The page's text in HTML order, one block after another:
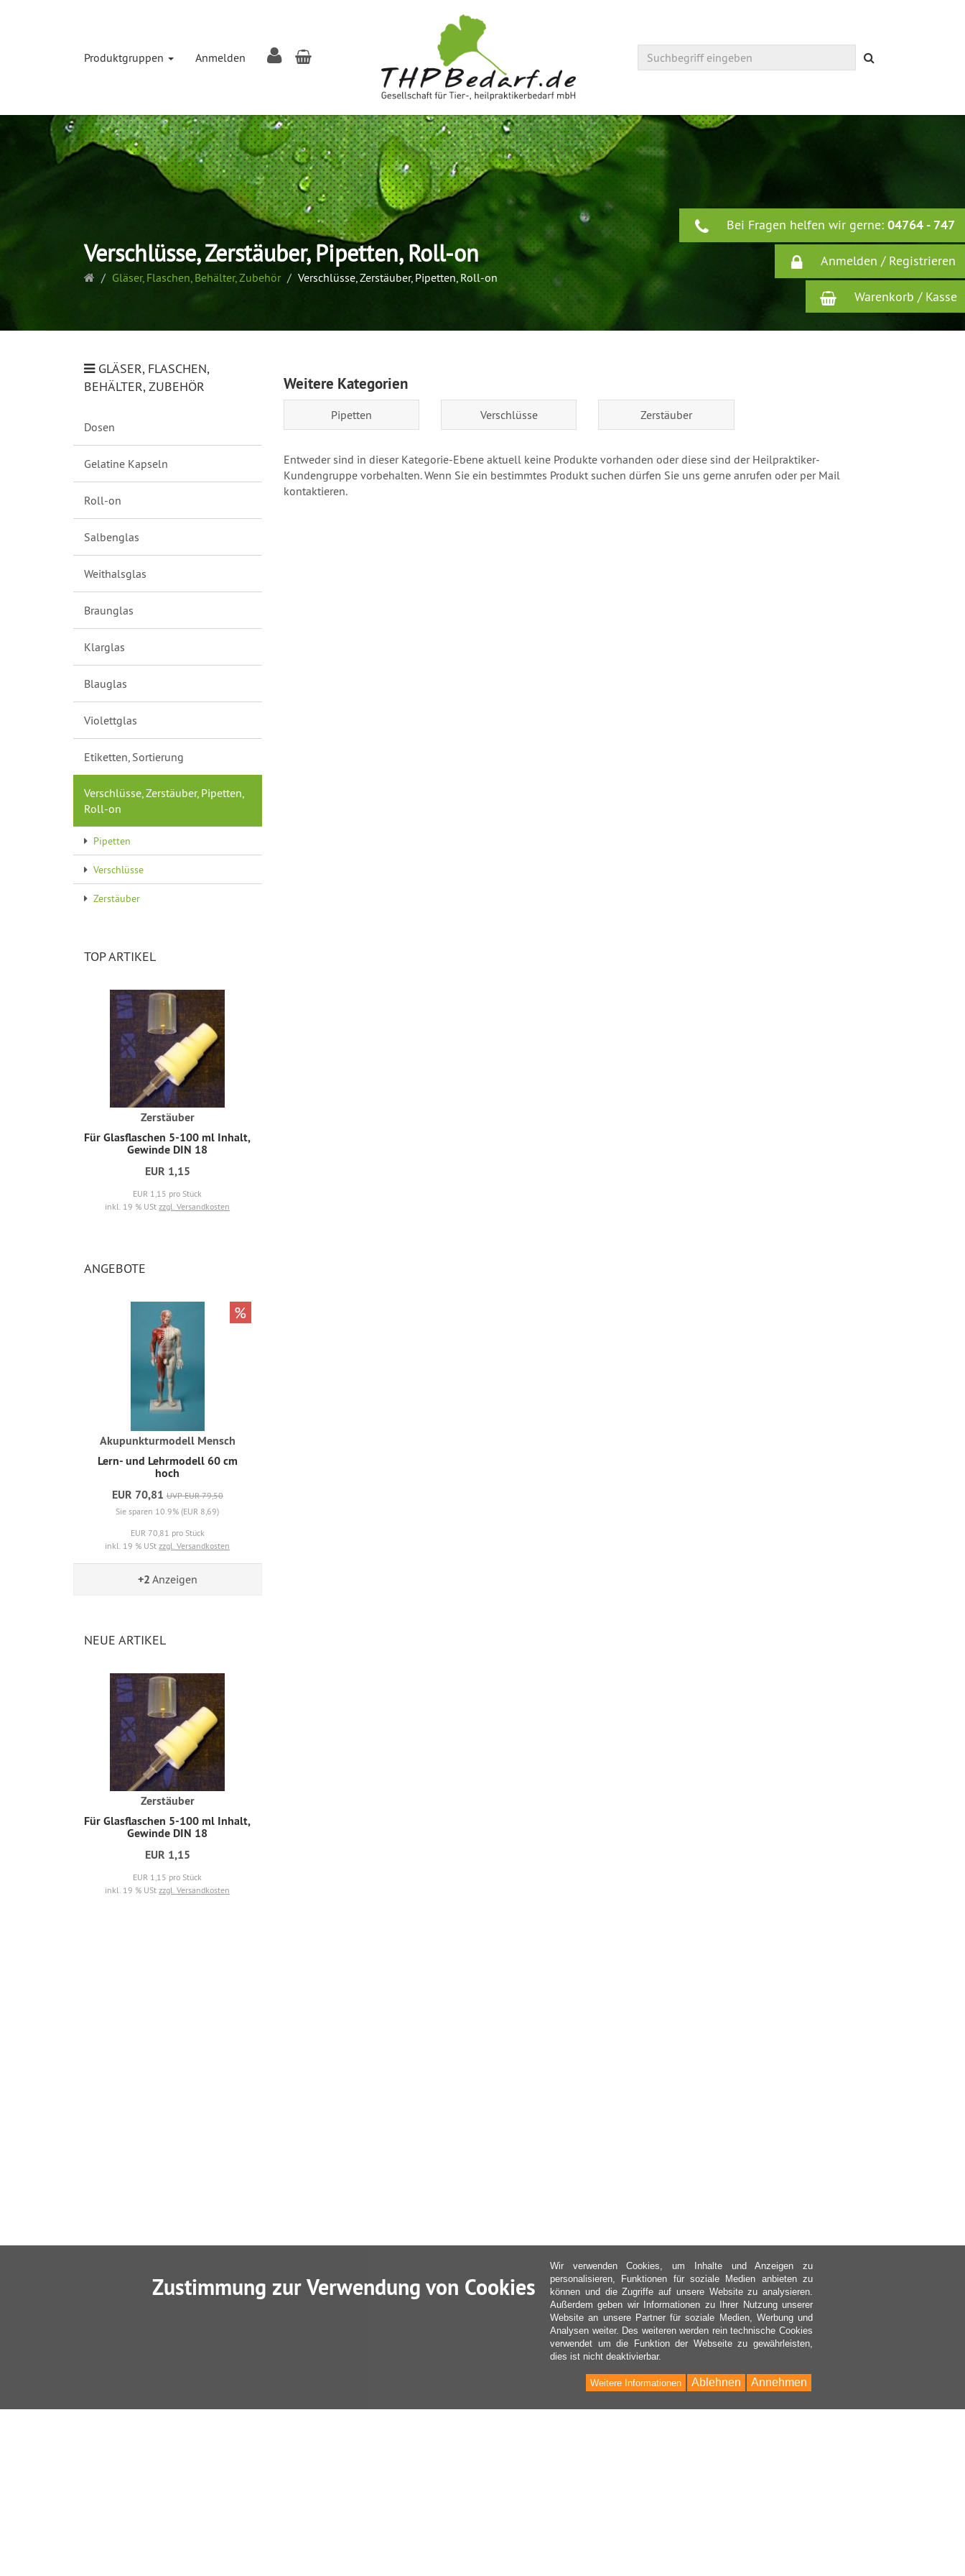
Produktgruppen Anmelden Warenkorb
Bei Fragen helfen wir gerne: 04764 - 747
Anmelden / Registrieren
Warenkorb / Kasse
Verschlüsse, Zerstäuber, Pipetten, Roll-on
Startseite
Gläser, Flaschen, Behälter, Zubehör Verschlüsse, Zerstäuber, Pipetten, Roll-on
Weitere Kategorien
Pipetten Verschlüsse Zerstäuber
Entweder sind in dieser Kategorie-Ebene aktuell keine Produkte vorhanden oder diese sind der Heilpraktiker-
Kundengruppe vorbehalten. Wenn Sie ein bestimmtes Produkt suchen dürfen Sie uns gerne anrufen oder per Mail
kontaktieren.
GLÄSER, FLASCHEN,
BEHÄLTER, ZUBEHÖR
Dosen
Gelatine Kapseln
Roll-on
Salbenglas
Weithalsglas
Braunglas
Klarglas
Blauglas
Violettglas
Etiketten, Sortierung
Verschlüsse, Zerstäuber, Pipetten,
Roll-on
Pipetten
Verschlüsse
Zerstäuber
TOP ARTIKEL
Zerstäuber
Für Glasflaschen 5-100 ml Inhalt,
Gewinde DIN 18
EUR 1,15
EUR 1,15 pro Stück
inkl. 19 % UStzzgl. Versandkosten
ANGEBOTE
Akupunkturmodell Mensch
Lern- und Lehrmodell 60 cm
hoch
EUR 70,81 UVP EUR 79,50
Sie sparen 10.9% (EUR 8,69)
EUR 70,81 pro Stück
inkl. 19 % UStzzgl. Versandkosten
%
+2 Anzeigen
NEUE ARTIKEL
Zerstäuber
Für Glasflaschen 5-100 ml Inhalt,
Gewinde DIN 18
EUR 1,15
EUR 1,15 pro Stück
inkl. 19 % UStzzgl. Versandkosten
Zustimmung zur Verwendung von Cookies
Wir verwenden Cookies, um Inhalte und Anzeigen zu
personalisieren, Funktionen für soziale Medien anbieten zu
können und die Zugriffe auf unsere Website zu analysieren.
Außerdem geben wir Informationen zu Ihrer Nutzung unserer
Website an unsere Partner für soziale Medien, Werbung und
Analysen weiter. Des weiteren werden rein technische Cookies
verwendet um die Funktion der Webseite zu gewährleisten,
dies ist nicht deaktivierbar.
Annehmen
Ablehnen
Weitere Informationen